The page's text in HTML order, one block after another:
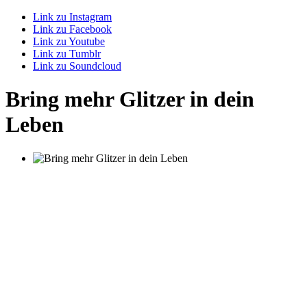
Link zu Instagram
Link zu Facebook
Link zu Youtube
Link zu Tumblr
Link zu Soundcloud
Bring mehr Glitzer in dein
Leben